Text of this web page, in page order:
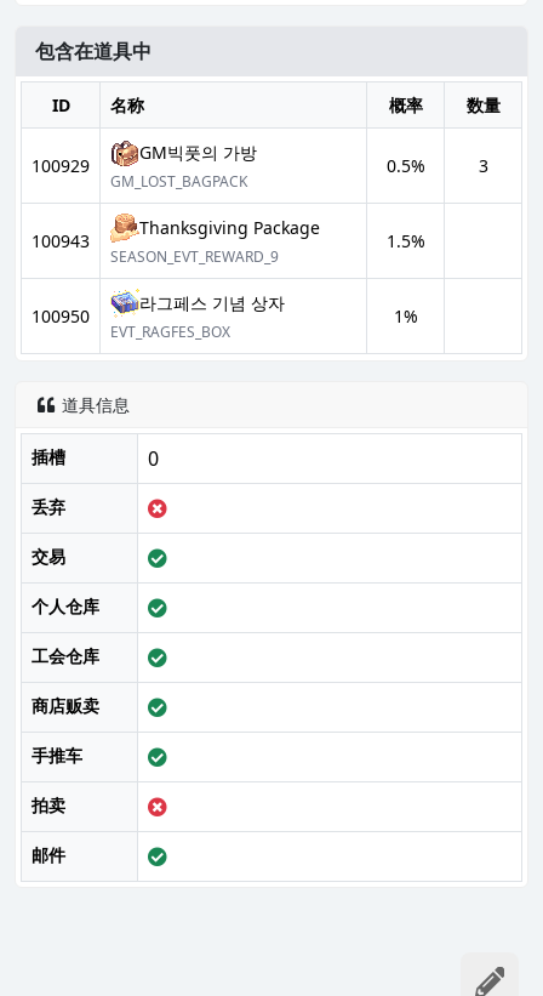
包含在道具中
ID 名称 概率 数量
100929
GM빅풋의 가방
GM_LOST_BAGPACK
0.5% 3
100943
Thanksgiving Package
SEASON_EVT_REWARD_9
1.5%
100950
라그페스 기념 상자
EVT_RAGFES_BOX
1%
 道具信息
插槽 0
丢弃
交易
个人仓库
工会仓库
商店贩卖
手推车
拍卖
邮件